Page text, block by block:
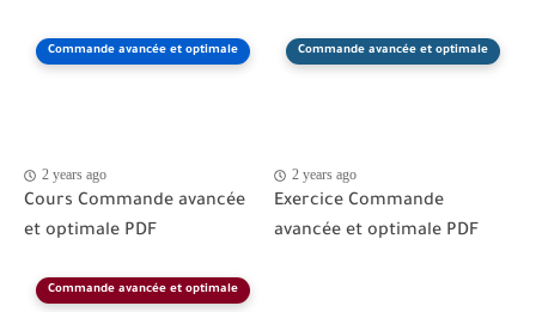
Commande avancée et optimale
2 years ago
Cours Commande avancée
et optimale PDF
Commande avancée et optimale
2 years ago
Exercice Commande
avancée et optimale PDF
Commande avancée et optimale